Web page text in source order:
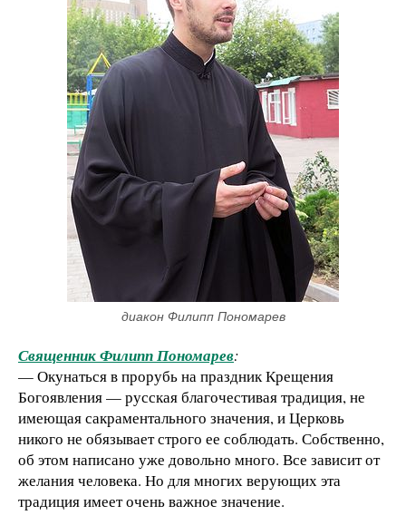
диакон Филипп Пономарев
Священник Филипп Пономарев:
— Окунаться в прорубь на праздник Крещения
Богоявления — русская благочестивая традиция, не
имеющая сакраментального значения, и Церковь
никого не обязывает строго ее соблюдать. Собственно,
об этом написано уже довольно много. Все зависит от
желания человека. Но для многих верующих эта
традиция имеет очень важное значение.